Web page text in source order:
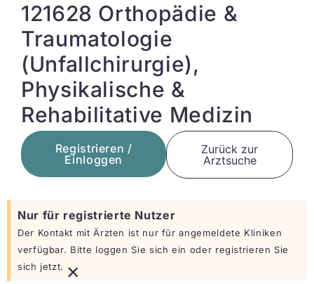
121628 Orthopädie &
Traumatologie
(Unfallchirurgie),
Physikalische &
Rehabilitative Medizin
Registrieren /
Einloggen
Zurück zur
Arztsuche
Nur für registrierte Nutzer
Der Kontakt mit Ärzten ist nur für angemeldete Kliniken
verfügbar. Bitte loggen Sie sich ein oder registrieren Sie
sich jetzt. ×